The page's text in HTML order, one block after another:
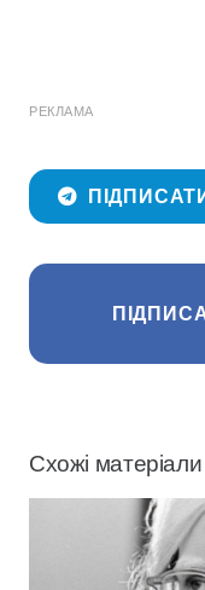
РЕКЛАМА
Схожі матеріали